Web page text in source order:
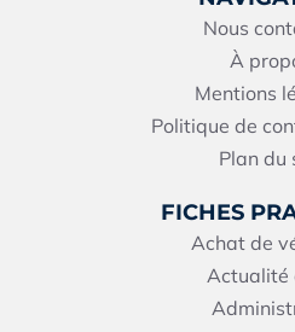
FICHES
Achat de
Actualité
Nous
À
Mentions
Politique de
Plan du